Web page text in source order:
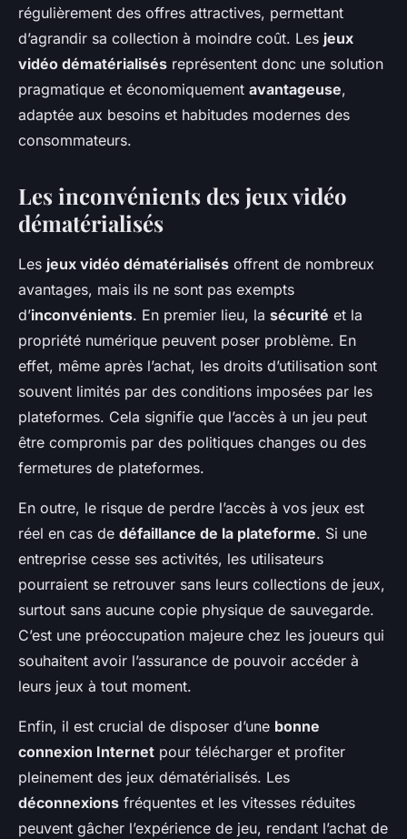
régulièrement des offres attractives, permettant
d’agrandir sa collection à moindre coût. Les jeux
vidéo dématérialisés représentent donc une solution
pragmatique et économiquement avantageuse,
adaptée aux besoins et habitudes modernes des
consommateurs.
Les inconvénients des jeux vidéo
dématérialisés
Les jeux vidéo dématérialisés offrent de nombreux
avantages, mais ils ne sont pas exempts
d’inconvénients. En premier lieu, la sécurité et la
propriété numérique peuvent poser problème. En
effet, même après l’achat, les droits d’utilisation sont
souvent limités par des conditions imposées par les
plateformes. Cela signifie que l’accès à un jeu peut
être compromis par des politiques changes ou des
fermetures de plateformes.
En outre, le risque de perdre l’accès à vos jeux est
réel en cas de défaillance de la plateforme. Si une
entreprise cesse ses activités, les utilisateurs
pourraient se retrouver sans leurs collections de jeux,
surtout sans aucune copie physique de sauvegarde.
C’est une préoccupation majeure chez les joueurs qui
souhaitent avoir l’assurance de pouvoir accéder à
leurs jeux à tout moment.
Enfin, il est crucial de disposer d’une bonne
connexion Internet pour télécharger et profiter
pleinement des jeux dématérialisés. Les
déconnexions fréquentes et les vitesses réduites
peuvent gâcher l’expérience de jeu, rendant l’achat de